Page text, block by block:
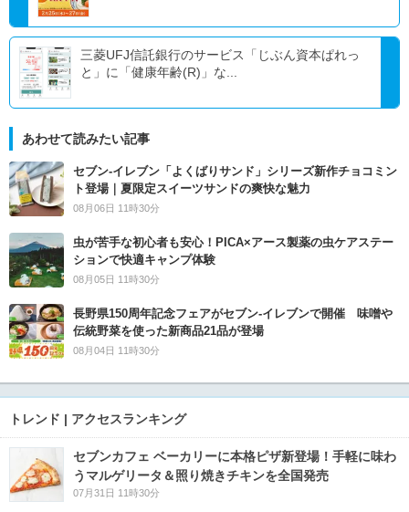
三菱UFJ信託銀行のサービス「じぶん資本ぱれっ
と」に「健康年齢(R)」な...
あわせて読みたい記事
セブン‐イレブン「よくばりサンド」シリーズ新作チョコミン
ト登場｜夏限定スイーツサンドの爽快な魅力
08月06日 11時30分
虫が苦手な初心者も安心！PICA×アース製薬の虫ケアステー
ションで快適キャンプ体験
08月05日 11時30分
長野県150周年記念フェアがセブン-イレブンで開催 味噌や
伝統野菜を使った新商品21品が登場
08月04日 11時30分
トレンド | アクセスランキング
セブンカフェ ベーカリーに本格ピザ新登場！手軽に味わ
うマルゲリータ＆照り焼きチキンを全国発売
07月31日 11時30分